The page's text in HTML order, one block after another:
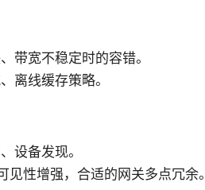
带宽不稳定时的容错。
离线缓存策略。
设备发现。
性增强，合适的网关多点冗余。